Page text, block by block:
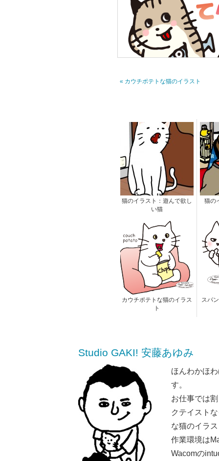
« カウチポテトな猫のイラスト
猫のイラスト：遊んで欲し
い猫
猫の
カウチポテトな猫のイラス
ト
スパ
Studio GAKI! 安藤あゆみ
ほんわかほ
す。
お仕事では
クテイスト
な猫のイラ
作業環境は
Wacomの